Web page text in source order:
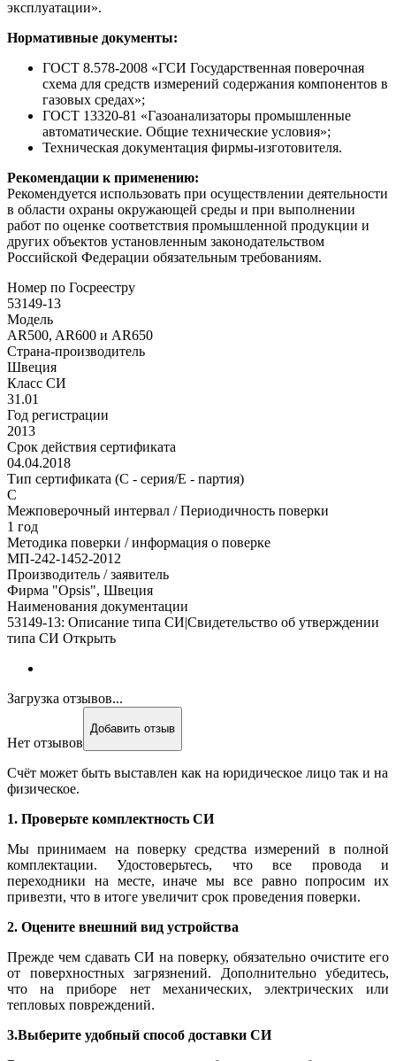
эксплуатации».
Нормативные документы:
ГОСТ 8.578-2008 «ГСИ Государственная поверочная
схема для средств измерений содержания компонентов в
газовых средах»;
ГОСТ 13320-81 «Газоанализаторы промышленные
автоматические. Общие технические условия»;
Техническая документация фирмы-изготовителя.
Рекомендации к применению:
Рекомендуется использовать при осуществлении деятельности
в области охраны окружающей среды и при выполнении
работ по оценке соответствия промышленной продукции и
других объектов установленным законодательством
Российской Федерации обязательным требованиям.
Номер по Госреестру
53149-13
Модель
AR500, AR600 и AR650
Страна-производитель
Швеция
Класс СИ
31.01
Год регистрации
2013
Срок действия сертификата
04.04.2018
Тип сертификата (C - серия/E - партия)
C
Межповерочный интервал / Периодичность поверки
1 год
Методика поверки / информация о поверке
МП-242-1452-2012
Производитель / заявитель
Фирма "Opsis", Швеция
Наименования документации
53149-13: Описание типа СИ|Свидетельство об утверждении
типа СИ Открыть
Загрузка отзывов...
Нет отзывов
Добавить отзыв
Счёт может быть выставлен как на юридическое лицо так и на
физическое.
1. Проверьте комплектность СИ
Мы принимаем на поверку средства измерений в полной
комплектации. Удостоверьтесь, что все провода и
переходники на месте, иначе мы все равно попросим их
привезти, что в итоге увеличит срок проведения поверки.
2. Оцените внешний вид устройства
Прежде чем сдавать СИ на поверку, обязательно очистите его
от поверхностных загрязнений. Дополнительно убедитесь,
что на приборе нет механических, электрических или
тепловых повреждений.
3.Выберите удобный способ доставки СИ